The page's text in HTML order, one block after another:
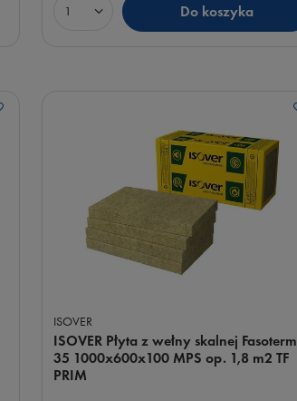
Ilość produktów Do koszyka
ISOVER
ISOVER Płyta z wełny skalnej Fasoterm
35 1000x600x100 MPS op. 1,8 m2 TF
PRIM